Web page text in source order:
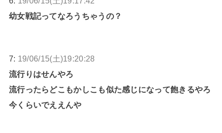
幼女戦記ってなろうちゃうの？
7: 19/06/15(土)19:20:28
流行りはせんやろ
流行ったらどこもかしこも似た感じになって飽きるやろ
今くらいでええんや